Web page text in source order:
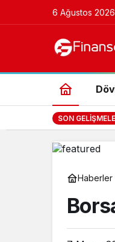
6 Ağustos
SON
Haberler